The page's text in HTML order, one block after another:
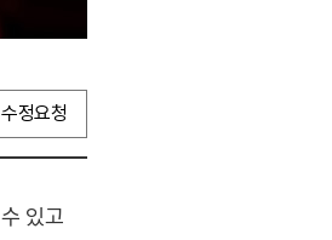
정요청
있고